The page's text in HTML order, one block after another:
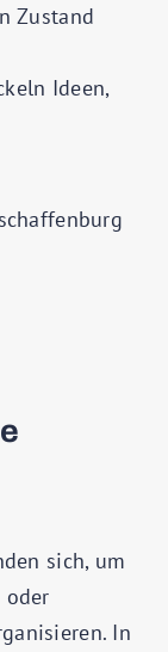
Zustand
Ideen,
sich, um
oder
In